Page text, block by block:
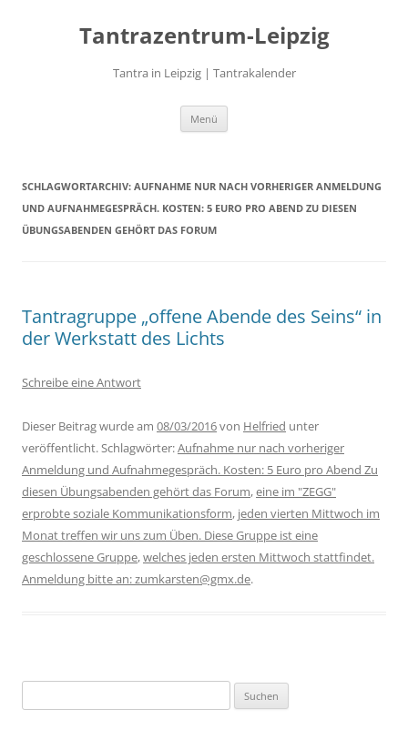
Tantrazentrum-Leipzig
Tantra in Leipzig | Tantrakalender
Menü
SCHLAGWORTARCHIV: AUFNAHME NUR NACH VORHERIGER ANMELDUNG
UND AUFNAHMEGESPRÄCH. KOSTEN: 5 EURO PRO ABEND ZU DIESEN
ÜBUNGSABENDEN GEHÖRT DAS FORUM
Tantragruppe „offene Abende des Seins“ in
der Werkstatt des Lichts
Schreibe eine Antwort
Dieser Beitrag wurde am 08/03/2016von Helfried unter
veröffentlicht. Schlagwörter:Aufnahme nur nach vorheriger
Anmeldung und Aufnahmegespräch. Kosten: 5 Euro pro Abend Zu
diesen Übungsabenden gehört das Forum,eine im "ZEGG"
erprobte soziale Kommunikationsform, jeden vierten Mittwoch im
Monat treffen wir uns zum Üben. Diese Gruppe ist eine
geschlossene Gruppe,welches jeden ersten Mittwoch stattfindet.
Anmeldung bitte an: zumkarsten@gmx.de.
nach: